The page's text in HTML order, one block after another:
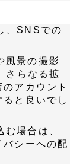
、SNSでの
風景の撮影
さらなる拡
アカウント
と良いでし
場合は、
シーへの配